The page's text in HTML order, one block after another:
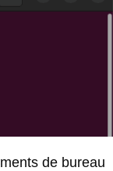
de bureau